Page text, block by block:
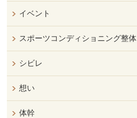
イベント
スポーツコンディショニング整体
シビレ
想い
体幹